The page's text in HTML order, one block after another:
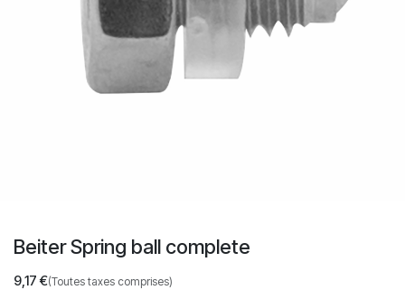
Beiter Spring ball complete
9,17€(Toutes taxes comprises)